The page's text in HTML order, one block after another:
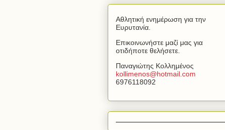
Αθλητική ενημέρωση για την
Ευρυτανία.
Επικοινωνήστε μαζί μας για
οτιδήποτε θελήσετε.
Παναγιώτης Κολλημένος
kollimenos@hotmail com
6976118092